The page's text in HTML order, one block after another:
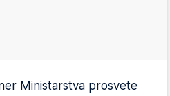
Ministarstva prosvete